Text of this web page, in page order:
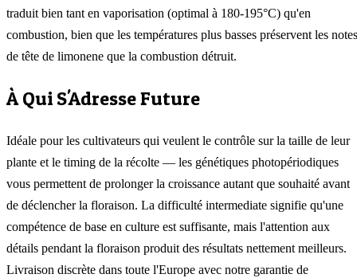
traduit bien tant en vaporisation (optimal à 180-195°C) qu'en
combustion, bien que les températures plus basses préservent les notes
de tête de limonene que la combustion détruit.
À Qui S'Adresse Future
Idéale pour les cultivateurs qui veulent le contrôle sur la taille de leur
plante et le timing de la récolte — les génétiques photopériodiques
vous permettent de prolonger la croissance autant que souhaité avant
de déclencher la floraison. La difficulté intermediate signifie qu'une
compétence de base en culture est suffisante, mais l'attention aux
détails pendant la floraison produit des résultats nettement meilleurs.
Livraison discrète dans toute l'Europe avec notre garantie de